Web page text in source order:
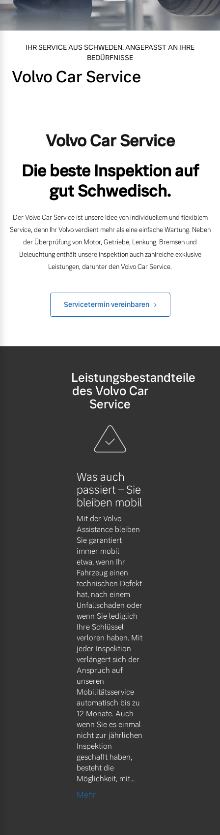
Mild-Hybrid
Editionsmodelle
Angebot anfragen
Fahrzeug konfigurieren
Sofort verfügbare Fahrzeuge
Mehr erfahren
Jetzt kennenlernen
Volvo Gebrauchtwagenbörse
Gebrauchtwagen
Service by Volvo
Vielzahl von Original
Volvo Winter- und
Sommer Kompletträder.
Bitte sprechen Sie uns
direkt an.
Entdecken Sie unsere
Mehr erfahren
Finanzierung & Leasing
Unsere News & Events
IHR SERVICE AUS SCHWEDEN. ANGEPASST AN IHRE
BEDÜRFNISSE
Volvo Car Service
Volvo Car Service
Die beste Inspektion auf
gut Schwedisch.
Der Volvo Car Service ist unsere Idee von individuellem und flexiblem
Service, denn Ihr Volvo verdient mehr als eine einfache Wartung. Neben
der Überprüfung von Motor, Getriebe, Lenkung, Bremsen und
Beleuchtung enthält unsere Inspektion auch zahlreiche exklusive
Leistungen, darunter den Volvo Car Service.
Servicetermin vereinbaren
Leistungsbestandteile
des Volvo Car
Service
Was auch
passiert – Sie
bleiben mobil
Mit der Volvo
Assistance bleiben
Sie garantiert
immer mobil –
etwa, wenn Ihr
Fahrzeug einen
technischen Defekt
hat, nach einem
Unfallschaden oder
wenn Sie lediglich
Ihre Schlüssel
verloren haben. Mit
jeder Inspektion
verlängert sich der
Anspruch auf
unseren
Mobilitätsservice
automatisch bis zu
12 Monate. Auch
wenn Sie es einmal
nicht zur jährlichen
Inspektion
geschafft haben,
besteht die
Möglichkeit, mit...
Mehr